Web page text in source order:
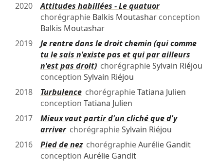
2020
Attitudes habillées - Le quatuor
chorégraphie Balkis Moutasharconception
Balkis Moutashar
2019
Je rentre dans le droit chemin (qui comme
tu le sais n'existe pas et qui par ailleurs
n'est pas droit)chorégraphieSylvain Riéjou
conception Sylvain Riéjou
2018
TurbulencechorégraphieTatiana Julien
conception Tatiana Julien
2017
Mieux vaut partir d'un cliché que d'y
arriverchorégraphieSylvain Riéjou
2016
Pied de nezchorégraphieAurélie Gandit
conception Aurélie Gandit